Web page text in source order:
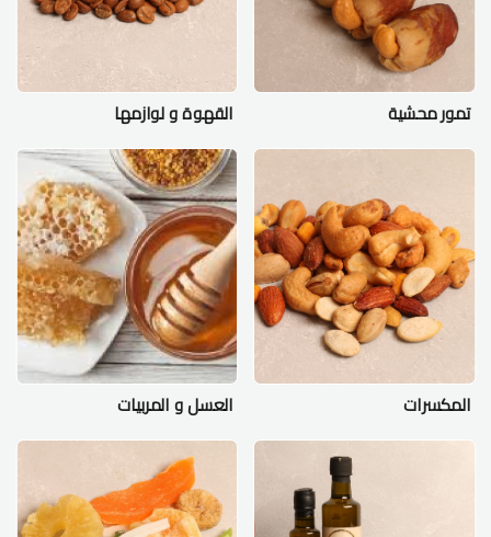
تمور محشية القهوة و لوازمها
المكسرات العسل و المربيات